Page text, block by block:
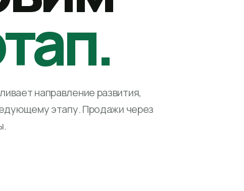
направление развития,
этапу. Продажи через